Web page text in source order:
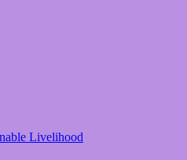
Livelihood